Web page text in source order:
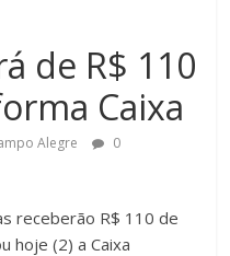
de R$ 110
Caixa
Alegre
0
receberão R$ 110 de
hoje (2) a Caixa